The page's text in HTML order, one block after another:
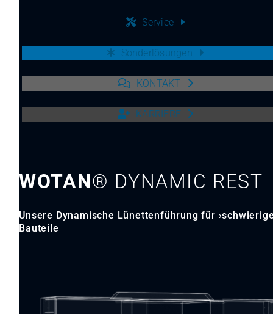
Service
Sonderlösungen
KONTAKT
KARRIERE
WOTAN® DYNAMIC REST
Unsere Dynamische Lünettenführung für
Bauteile